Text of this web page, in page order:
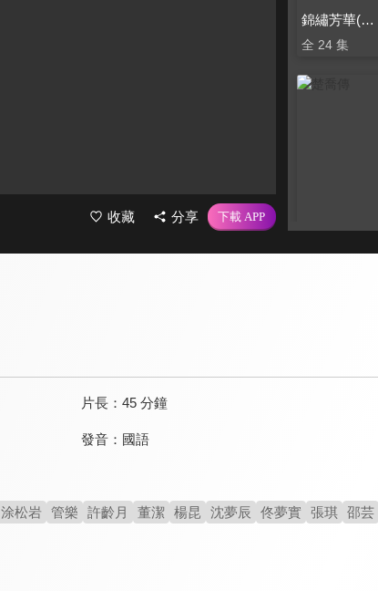
收藏 分享
錦繡芳華(閩南語版)
全 24 集
全 42 集
片長： 45 分鐘
發音： 國語
涂松岩 管樂 許齡月 董潔 楊昆 沈夢辰 佟夢實 張琪 邵芸